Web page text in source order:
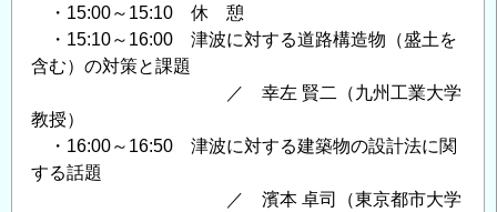
・15:00～15:10 休 憩
・15:10～16:00 津波に対する道路構造物（盛土を
含む）の対策と課題
／ 幸左 賢二（九州工業大学
教授）
・16:00～16:50 津波に対する建築物の設計法に関
する話題
／ 濱本 卓司（東京都市大学